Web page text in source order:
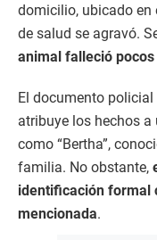
domicilio, ubicado en
de salud se agravó.
animal falleció
El documento
atribuye los hechos
como “Bertha”,
familia. No obstante,
identificación formal
mencionada.